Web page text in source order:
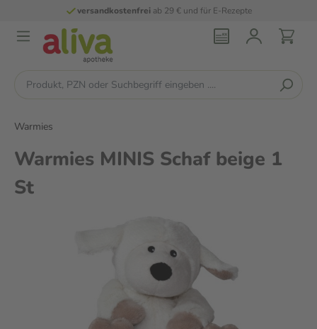
versandkostenfreiab 29 € und für E-Rezepte
Warmies
Warmies MINIS Schaf beige 1
St